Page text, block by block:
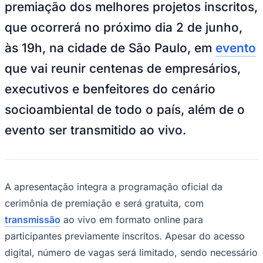
Ceará
às 19h, na cidade de São Paulo, emevento
que vai reunir centenas de empresários,
executivos e benfeitores do cenário
socioambiental de todo o país, além de o
evento ser transmitido ao vivo.
A apresentação integra a programação oficial da
transmissãoao vivo em formato online para
participantes previamente inscritos. Apesar do acesso
digital, número de vagas será limitado, sendo necessário
realizar inscrição antecipada por meio de link
disponibilizado pela organização.